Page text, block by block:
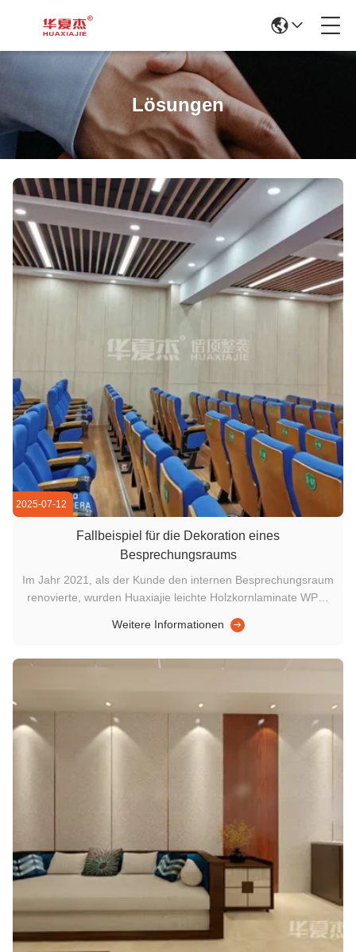
Lösungen
2025-07-12
Fallbeispiel für die Dekoration eines
Besprechungsraums
Im Jahr 2021, als der Kunde den internen Besprechungsraum
renovierte, wurden Huaxiajie leichte Holzkornlaminate WPC-
ausgewählt.Die Größe der Wandplatten beträgt 600 mm × 9
der 3 m hohen Bodenhöhe ...
Weitere Informationen